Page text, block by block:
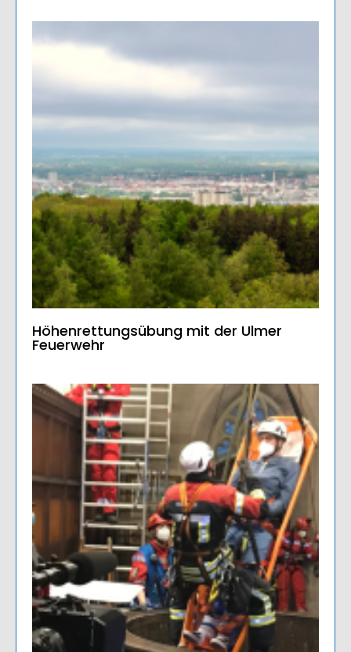
Höhenrettungsübung mit der Ulmer
Feuerwehr